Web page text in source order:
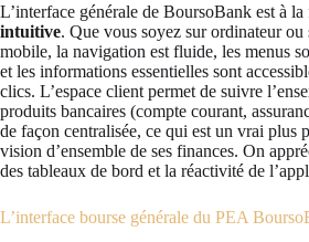
L’interface générale de BoursoBank est à la
intuitive. Que vous soyez sur ordinateur ou
mobile, la navigation est fluide, les menus
et les informations essentielles sont
clics. L’espace client permet de suivre
produits bancaires (compte courant,
de façon centralisée, ce qui est un vrai plus
vision d’ensemble de ses finances. On
des tableaux de bord et la réactivité de
L’interface bourse générale du PEA